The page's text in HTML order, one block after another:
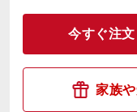
今すぐ注文
家族